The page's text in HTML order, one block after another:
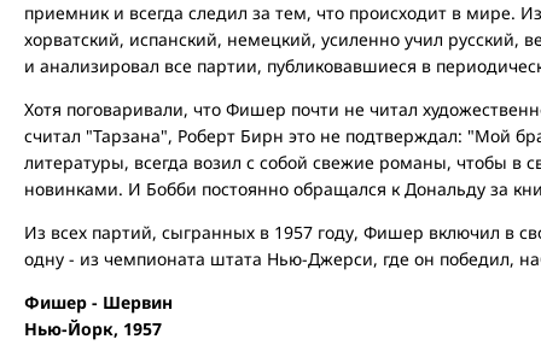
приемник и всегда следил за тем, что происходит в мире.
хорватский, испанский, немецкий, усиленно учил русский,
и анализировал все партии, публиковавшиеся в
Хотя поговаривали, что Фишер почти не читал
считал "Тарзана", Роберт Бирн это не подтверждал: "Мой
литературы, всегда возил с собой свежие романы, чтобы в
новинками. И Бобби постоянно обращался к Дональду за
Из всех партий, сыгранных в 1957 году, Фишер включил в
одну - из чемпионата штата Нью-Джерси, где он победил,
Фишер - Шервин
Нью-Йорк, 1957